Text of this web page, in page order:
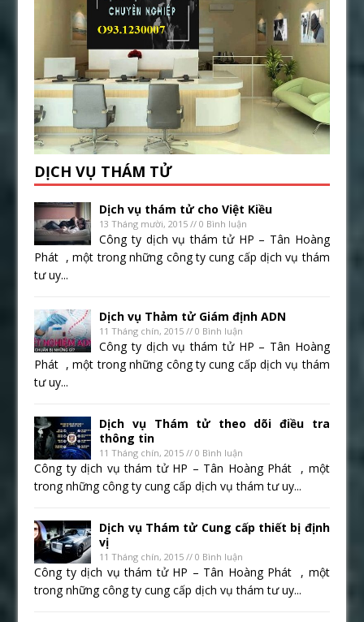
DỊCH VỤ THÁM TỬ
Dịch vụ thám tử cho Việt Kiều
13 Tháng mười, 2015 // 0 Bình luận
Công ty dịch vụ thám tử HP – Tân Hoàng
Phát , một trong những công ty cung cấp dịch vụ thám
tư uy...
Dịch vụ Thảm tử Giám định ADN
11 Tháng chín, 2015 // 0 Bình luận
Công ty dịch vụ thám tử HP – Tân Hoàng
Phát , một trong những công ty cung cấp dịch vụ thám
tư uy...
Dịch vụ Thám tử theo dõi điều tra
thông tin
11 Tháng chín, 2015 // 0 Bình luận
Công ty dịch vụ thám tử HP – Tân Hoàng Phát , một
trong những công ty cung cấp dịch vụ thám tư uy...
Dịch vụ Thám tử Cung cấp thiết bị định
vị
11 Tháng chín, 2015 // 0 Bình luận
Công ty dịch vụ thám tử HP – Tân Hoàng Phát , một
trong những công ty cung cấp dịch vụ thám tư uy...